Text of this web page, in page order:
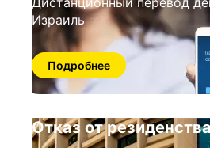
Израиль
Подробнее
Отказ от